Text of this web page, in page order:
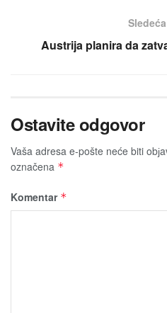
Austrija planira da
Ostavite odgovor
Vaša adresa e-pošte neće biti
označena *
Komentar *